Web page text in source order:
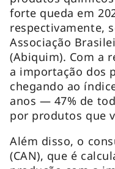
forte queda em
respectivamente,
Associação
(Abiquim). Com a
a importação dos
chegando ao
anos — 47% de
por produtos que
Além disso, o
(CAN), que é